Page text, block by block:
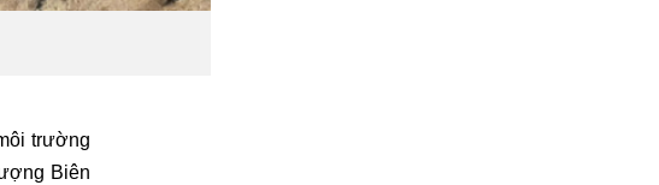
trường
Biên